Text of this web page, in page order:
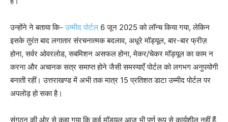
उन्होंने ने बताया कि-उम्मीद पोर्टल 6 जून 2025 को लॉन्च किया गया, लेकिन
इसके तुरंत बाद लगातार संरचनात्मक बदलाव, अधूरे मॉड्यूल, बार-बार फ्रीज़
होना, सर्वर ओवरलोड, सबमिशन असफल होना, मेकर/चेकर मॉड्यूल का काम न
करना और अचानक सत्र समाप्त होने जैसी समस्याएँ पोर्टल को लगभग अनुपयोगी
बनाती रहीं। उत्तराखण्ड में अभी तक मात्र 15 प्रतिशत डाटा उम्मीद पोर्टल पर
अपलोड़ हो सका है।
संगठन की ओर से कहा गया कि कई मॉड्यूल आज भी पूर्ण रूप से कार्यशील नहीं हैं,